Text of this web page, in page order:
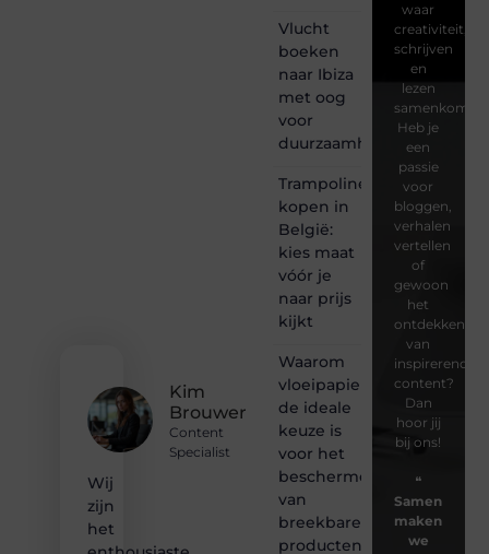
Kim
Brouwer
Content
Specialist
Wij
zijn
het
Vlucht
boeken
naar Ibiza
met oog
voor
duurzaamheid
Trampoline
kopen in
België:
kies maat
vóór je
naar prijs
kijkt
Waarom
vloeipapier
de ideale
keuze is
voor het
beschermen
van
breekbare
producten
waar
creativiteit,
schrijven
en
lezen
samenkomen.
Heb je
een
passie
voor
bloggen,
verhalen
vertellen
of
gewoon
het
ontdekken
van
inspirerende
content?
Dan
hoor jij
bij ons!
❝
Samen
maken
we